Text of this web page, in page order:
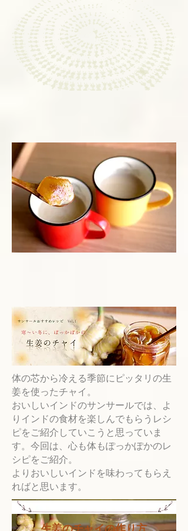
体の芯から冷える季節にピッタリの生
姜を使ったチャイ。
おいしいインドのサンサールでは、よ
りインドの食材を楽しんでもらうレシ
ピをご紹介していこうと思っていま
す。今回は、心も体もぽっかぽかのレ
シピをご紹介。
よりおいしいインドを味わってもらえ
ればと思います。